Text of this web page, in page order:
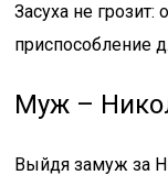
Засуха не
приспособление
Муж –
Выйдя замуж за